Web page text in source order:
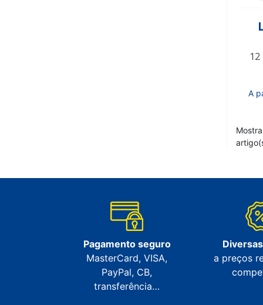
A
Pagamento seguro
MasterCard, VISA,
PayPal, CB,
transferência…
a preços